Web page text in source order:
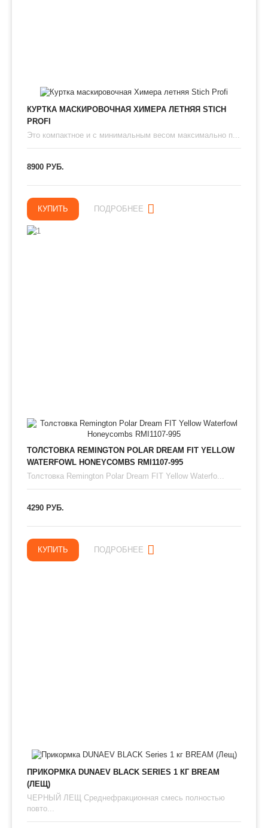
КУРТКА МАСКИРОВОЧНАЯ ХИМЕРА ЛЕТНЯЯ STICH
PROFI
Это компактное и с минимальным весом максимально п...
8900 РУБ.
КУПИТЬ ПОДРОБНЕЕ
ТОЛСТОВКА REMINGTON POLAR DREAM FIT YELLOW
WATERFOWL HONEYCOMBS RMI1107-995
Толстовка Remington Polar Dream FIT Yellow Waterfo...
4290 РУБ.
КУПИТЬ ПОДРОБНЕЕ
ПРИКОРМКА DUNAEV BLACK SERIES 1 КГ BREAM
(ЛЕЩ)
ЧЕРНЫЙ ЛЕЩ Среднефракционная смесь полностью
повто...